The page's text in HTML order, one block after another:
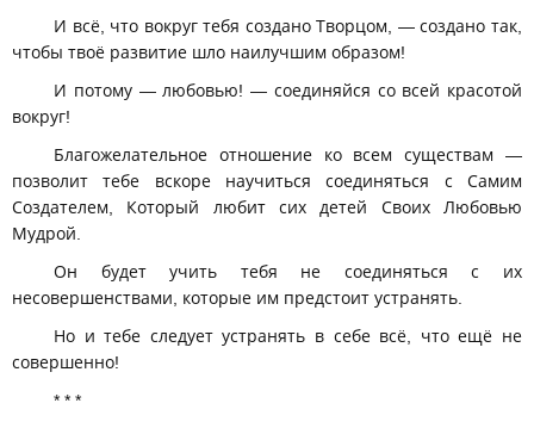
И всё, что вокруг тебя создано Творцом, — создано так,
чтобы твоё развитие шло наилучшим образом!
И потому — любовью! — соединяйся со всей красотой
вокруг!
Благожелательное отношение ко всем существам —
позволит тебе вскоре научиться соединяться с Самим
Создателем, Который любит сих детей Своих Любовью
Мудрой.
Он будет учить тебя не соединяться с их
несовершенствами, которые им предстоит устранять.
Но и тебе следует устранять в себе всё, что ещё не
совершенно!
* * *